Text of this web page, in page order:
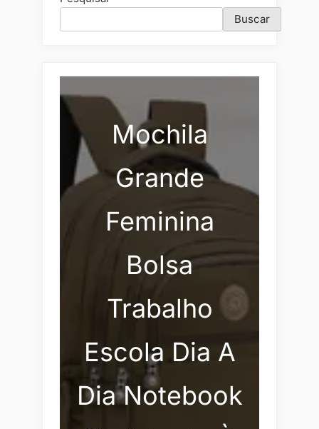
Buscar
Mochila
Grande
Feminina
Bolsa
Trabalho
Escola Dia A
Dia Notebook